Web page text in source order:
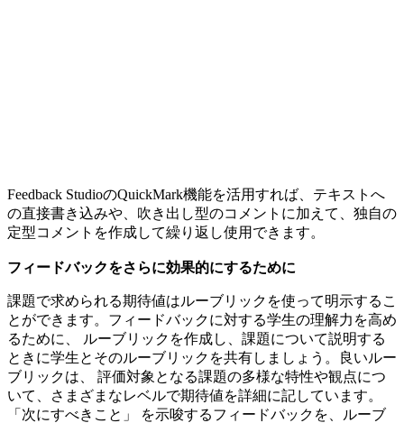
Feedback StudioのQuickMark機能を活用すれば、テキストへ
の直接書き込みや、吹き出し型のコメントに加えて、独自の
定型コメントを作成して繰り返し使用できます。
フィードバックをさらに効果的にするために
課題で求められる期待値はルーブリックを使って明示するこ
とができます。フィードバックに対する学生の理解力を高め
るために、 ルーブリックを作成し、課題について説明する
ときに学生とそのルーブリックを共有しましょう。良いルー
ブリックは、 評価対象となる課題の多様な特性や観点につ
いて、さまざまなレベルで期待値を詳細に記しています。
「次にすべきこと」 を示唆するフィードバックを、ルーブ